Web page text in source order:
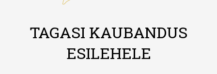
TAGASI KAUBANDUS
ESILEHELE